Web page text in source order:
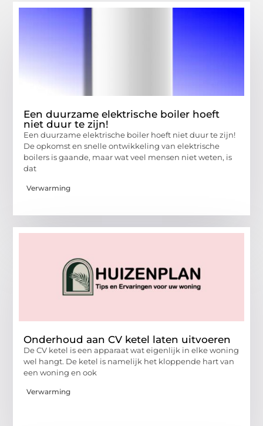
Een duurzame elektrische boiler hoeft
niet duur te zijn!
Een duurzame elektrische boiler hoeft niet duur te zijn!
De opkomst en snelle ontwikkeling van elektrische
boilers is gaande, maar wat veel mensen niet weten, is
dat
Verwarming
Onderhoud aan CV ketel laten uitvoeren
De CV ketel is een apparaat wat eigenlijk in elke woning
wel hangt. De ketel is namelijk het kloppende hart van
een woning en ook
Verwarming